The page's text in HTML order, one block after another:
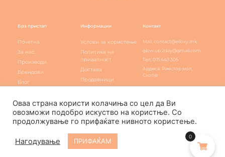
Брз пристап
Почетна
За нас
Производи
Брендови
Блог
Информации
Услови за користење
Политика на
приватност
Достава
Продавници
Контакт
Mail: contact@elloxy.mk
glow.up.2day@gmail.com
Тел: 071 443 305
Адреса: Рамстор мол,
Скопје
Elloxy Cosmetic © All rights reserved
Оваа страна користи колачиња со цел да Ви
овозможи подобро искуство на користње. Со
продолжување го прифаќате нивното користење.
Нагодување ПРИФАЌАМ
0